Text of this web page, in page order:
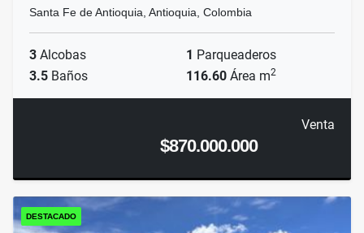
Santa Fe de Antioquia, Antioquia, Colombia
3 Alcobas 1 Parqueaderos
3.5 Baños 116.60 Área m2
Venta
$870.000.000
DESTACADO